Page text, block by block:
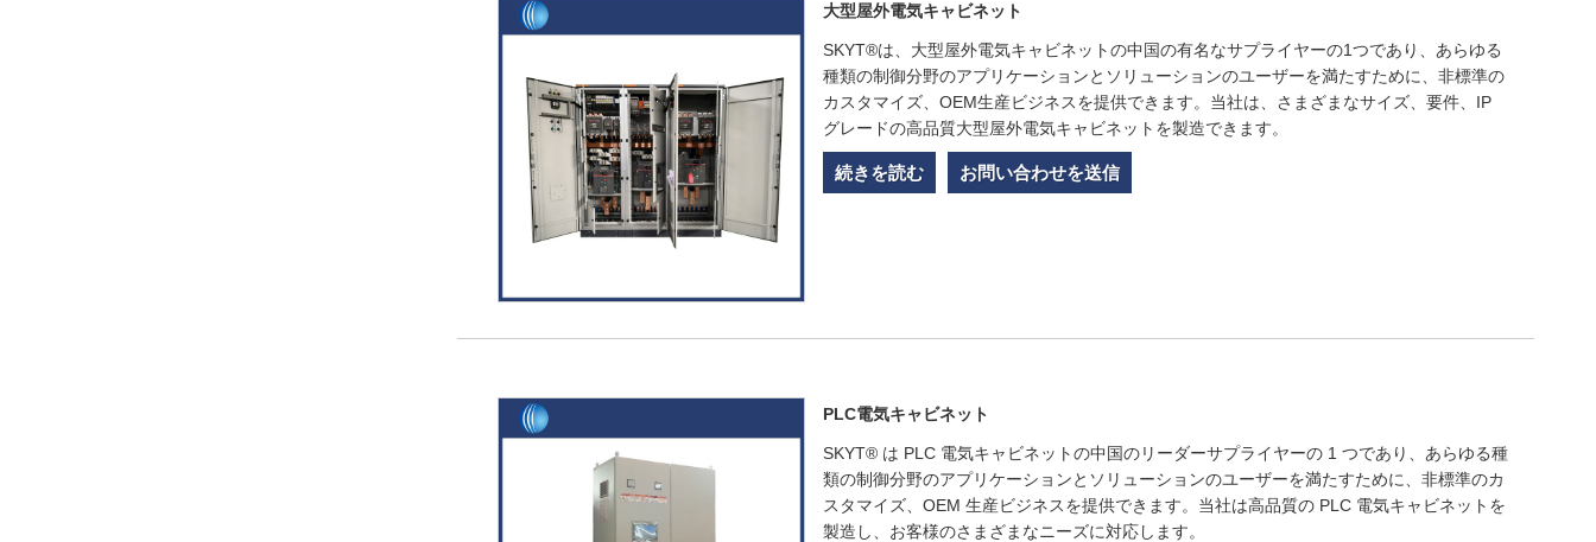
大型屋外電気キャビネット
SKYT®は、大型屋外電気キャビネットの中国の有名なサプライヤーの1つであり、あらゆる
種類の制御分野のアプリケーションとソリューションのユーザーを満たすために、非標準の
カスタマイズ、OEM生産ビジネスを提供できます。当社は、さまざまなサイズ、要件、IP
グレードの高品質大型屋外電気キャビネットを製造できます。
続きを読む お問い合わせを送信
PLC電気キャビネット
SKYT® は PLC 電気キャビネットの中国のリーダーサプライヤーの 1 つであり、あらゆる種
類の制御分野のアプリケーションとソリューションのユーザーを満たすために、非標準のカ
スタマイズ、OEM 生産ビジネスを提供できます。当社は高品質の PLC 電気キャビネットを
製造し、お客様のさまざまなニーズに対応します。